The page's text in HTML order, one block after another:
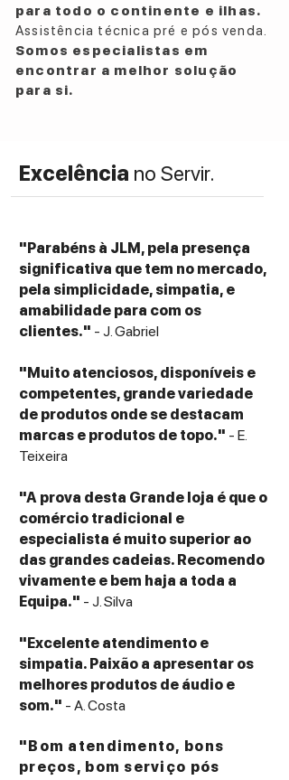
para todo o continente e ilhas.
Assistência técnica pré e pós venda.
Somos especialistas em
encontrar a melhor solução
para si.
Excelência no Servir.
"Parabéns à JLM, pela presença
significativa que tem no mercado,
pela simplicidade, simpatia, e
amabilidade para com os
clientes." - J. Gabriel
"Muito atenciosos, disponíveis e
competentes, grande variedade
de produtos onde se destacam
marcas e produtos de topo." - E.
Teixeira
"A prova desta Grande loja é que o
comércio tradicional e
especialista é muito superior ao
das grandes cadeias. Recomendo
vivamente e bem haja a toda a
Equipa." - J. Silva
"Excelente atendimento e
simpatia. Paixão a apresentar os
melhores produtos de áudio e
som." - A. Costa
"Bom atendimento, bons
preços, bom serviço pós